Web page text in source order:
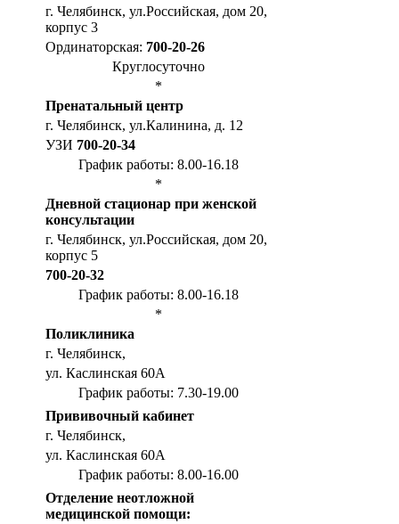
г. Челябинск, ул.Российская, дом 20,
корпус 3
Ординаторская: 700-20-26
Круглосуточно
*
Пренатальный центр
г. Челябинск, ул.Калинина, д. 12
УЗИ 700-20-34
График работы: 8.00-16.18
*
Дневной стационар при женской
консультации
г. Челябинск, ул.Российская, дом 20,
корпус 5
700-20-32
График работы: 8.00-16.18
*
Поликлиника
г. Челябинск,
ул. Каслинская 60А
График работы: 7.30-19.00
Прививочный кабинет
г. Челябинск,
ул. Каслинская 60А
График работы: 8.00-16.00
Отделение неотложной
медицинской помощи: